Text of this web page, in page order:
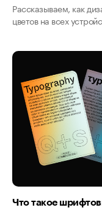
Рассказываем, как
цветов на всех
Что такое